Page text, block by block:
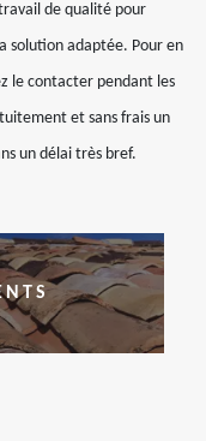
de qualité pour
solution adaptée. Pour en
le contacter pendant les
et sans frais un
un délai très bref.